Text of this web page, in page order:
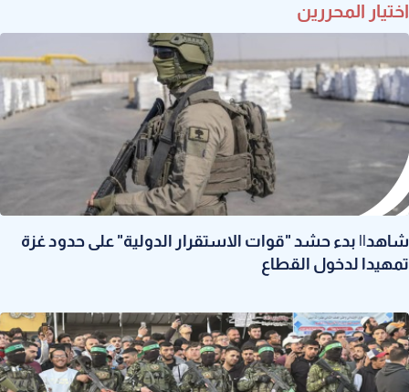
اختيار المحررين
شاهد|| بدء حشد "قوات الاستقرار الدولية" على حدود غزة
تمهيدا لدخول القطاع